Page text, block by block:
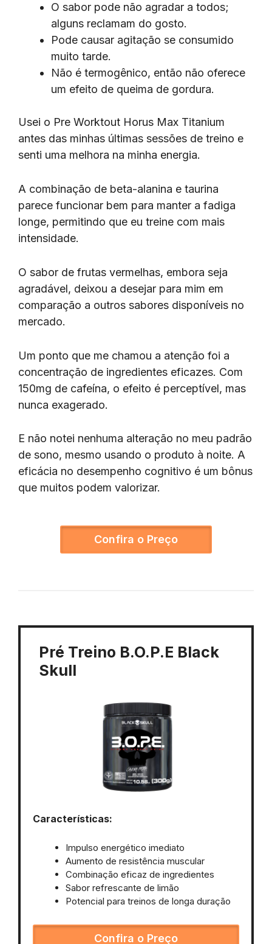
O sabor pode não agradar a todos;
alguns reclamam do gosto.
Pode causar agitação se consumido
muito tarde.
Não é termogênico, então não oferece
um efeito de queima de gordura.
Usei o Pre Worktout Horus Max Titanium
antes das minhas últimas sessões de treino e
senti uma melhora na minha energia.
A combinação de beta-alanina e taurina
parece funcionar bem para manter a fadiga
longe, permitindo que eu treine com mais
intensidade.
O sabor de frutas vermelhas, embora seja
agradável, deixou a desejar para mim em
comparação a outros sabores disponíveis no
mercado.
Um ponto que me chamou a atenção foi a
concentração de ingredientes eficazes. Com
150mg de cafeína, o efeito é perceptível, mas
nunca exagerado.
E não notei nenhuma alteração no meu padrão
de sono, mesmo usando o produto à noite. A
eficácia no desempenho cognitivo é um bônus
que muitos podem valorizar.
Confira o Preço
Pré Treino B.O.P.E Black
Skull
Características:
Impulso energético imediato
Aumento de resistência muscular
Combinação eficaz de ingredientes
Sabor refrescante de limão
Potencial para treinos de longa duração
Confira o Preço